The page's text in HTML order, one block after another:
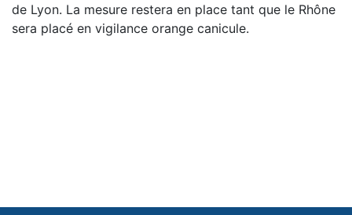
de Lyon. La mesure restera en place tant que le Rhône
sera placé en vigilance orange canicule.